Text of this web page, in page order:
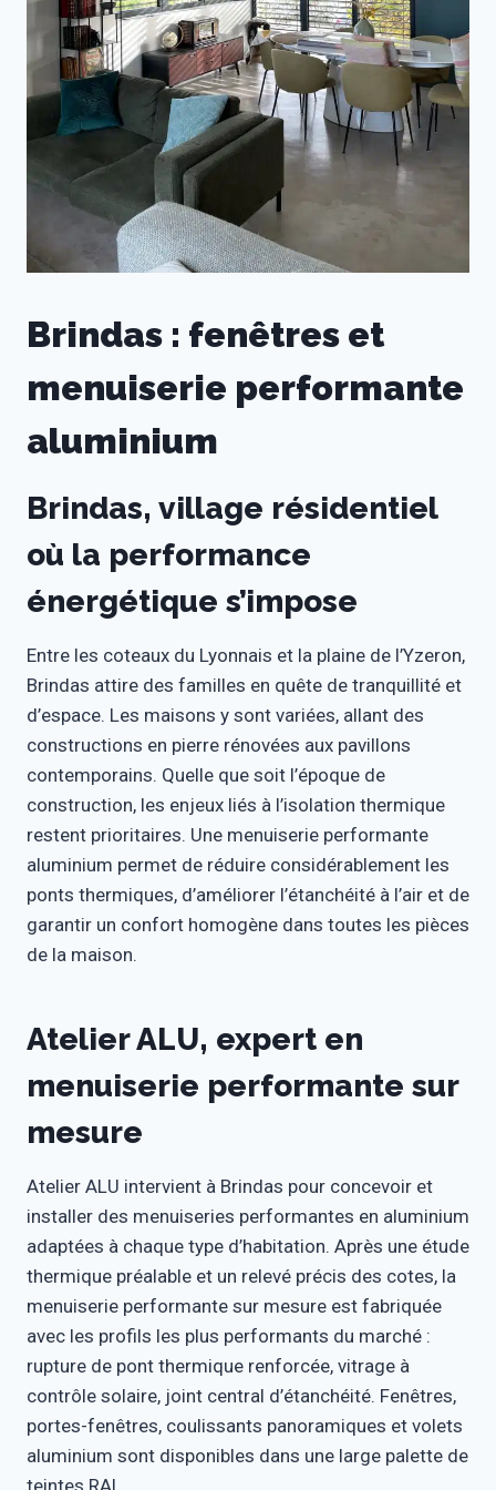
Brindas : fenêtres et
menuiserie performante
aluminium
Brindas, village résidentiel
où la performance
énergétique s’impose
Entre les coteaux du Lyonnais et la plaine de l’Yzeron,
Brindas attire des familles en quête de tranquillité et
d’espace. Les maisons y sont variées, allant des
constructions en pierre rénovées aux pavillons
contemporains. Quelle que soit l’époque de
construction, les enjeux liés à l’isolation thermique
restent prioritaires. Une menuiserie performante
aluminium permet de réduire considérablement les
ponts thermiques, d’améliorer l’étanchéité à l’air et de
garantir un confort homogène dans toutes les pièces
de la maison.
Atelier ALU, expert en
menuiserie performante sur
mesure
Atelier ALU intervient à Brindas pour concevoir et
installer des menuiseries performantes en aluminium
adaptées à chaque type d’habitation. Après une étude
thermique préalable et un relevé précis des cotes, la
menuiserie performante sur mesure est fabriquée
avec les profils les plus performants du marché :
rupture de pont thermique renforcée, vitrage à
contrôle solaire, joint central d’étanchéité. Fenêtres,
portes-fenêtres, coulissants panoramiques et volets
aluminium sont disponibles dans une large palette de
teintes RAL.